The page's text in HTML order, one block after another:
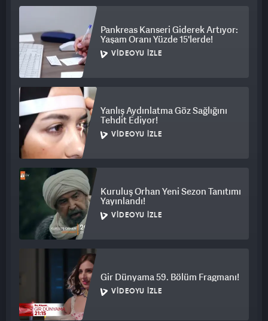
Videolar
Pankreas Kanseri Giderek Artıyor:
Yaşam Oranı Yüzde 15'lerde!
VIDEOYU İZLE
Yanlış Aydınlatma Göz Sağlığını
Tehdit Ediyor!
VIDEOYU İZLE
Kuruluş Orhan Yeni Sezon Tanıtımı
Yayınlandı!
VIDEOYU İZLE
Gir Dünyama 59. Bölüm Fragmanı!
VIDEOYU İZLE